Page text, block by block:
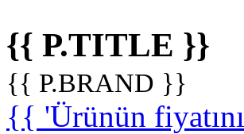
{{ P.TITLE }}
{{ P.BRAND }}
{{ 'Ürünün